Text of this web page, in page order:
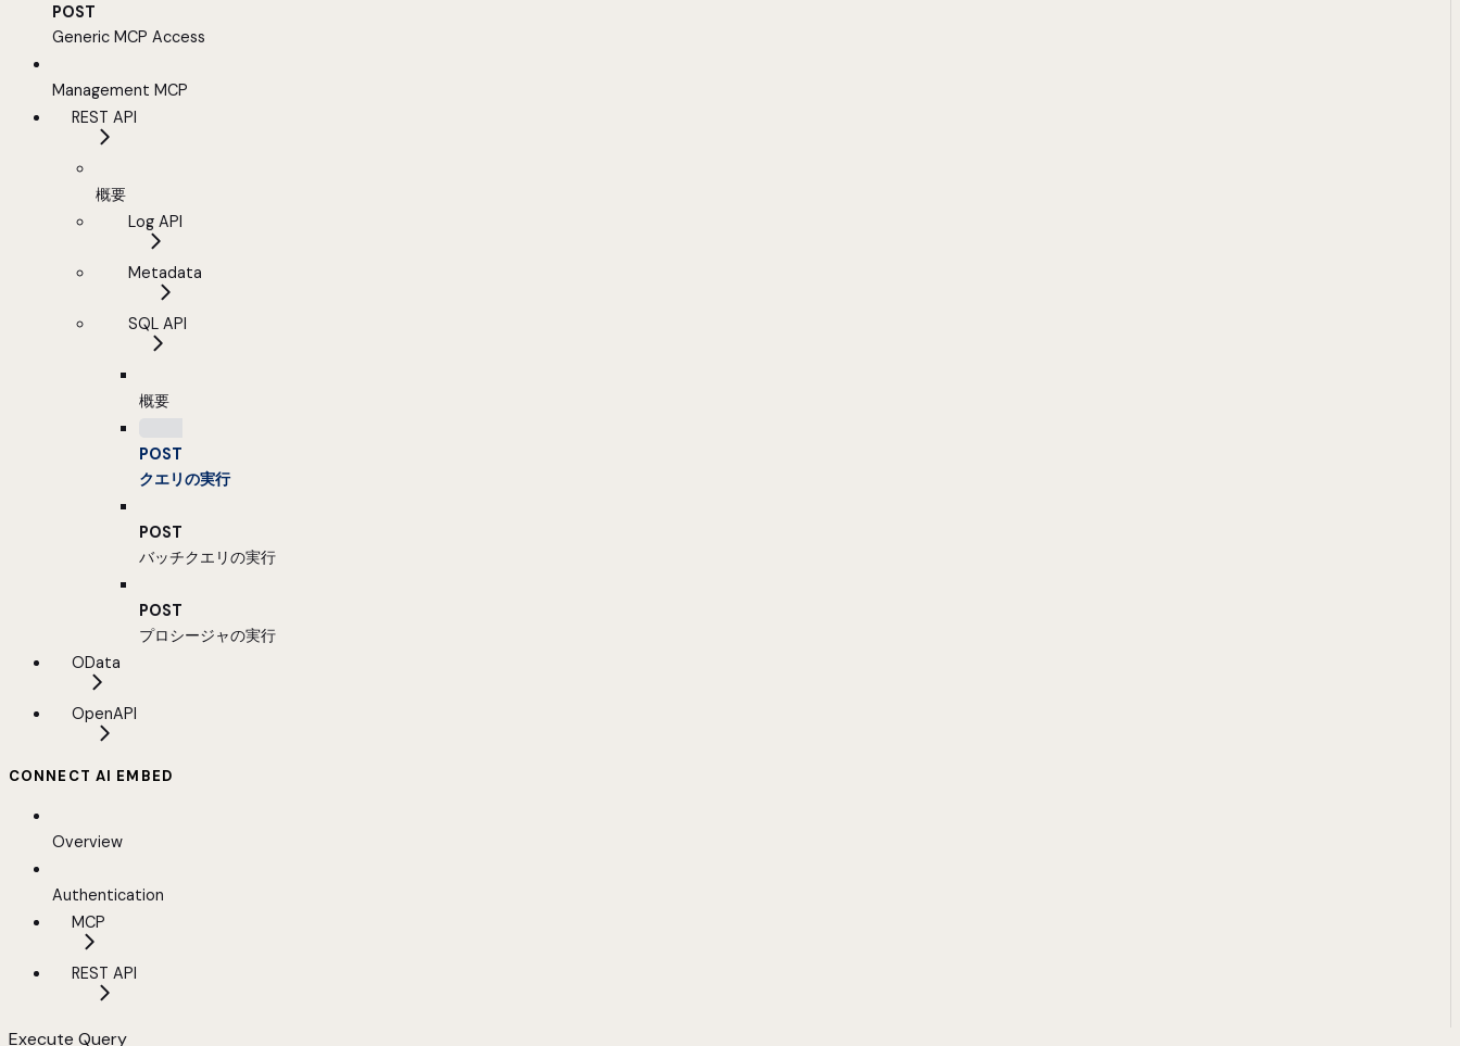
POST
Generic MCP Access
Management MCP
REST API
概要
Log API
Metadata
SQL API
概要
POST
クエリの実行
POST
バッチクエリの実行
POST
プロシージャの実行
OData
OpenAPI
CONNECT AI EMBED
Overview
Authentication
MCP
REST API
Execute Query